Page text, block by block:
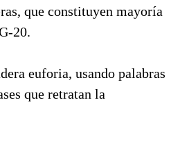
que constituyen mayoría
20.
euforia, usando palabras
que retratan la